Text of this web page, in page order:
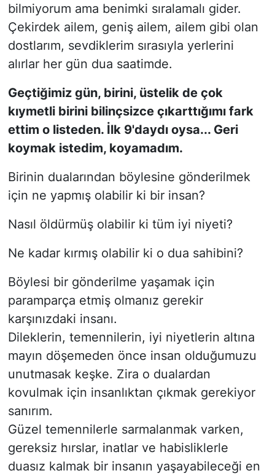
bilmiyorum ama benimki sıralamalı gider.
Çekirdek ailem, geniş ailem, ailem gibi olan
dostlarım, sevdiklerim sırasıyla yerlerini
alırlar her gün dua saatimde.
Geçtiğimiz gün, birini, üstelik de çok
kıymetli birini bilinçsizce çıkarttığımı fark
ettim o listeden. İlk 9'daydı oysa... Geri
koymak istedim, koyamadım.
Birinin dualarından böylesine gönderilmek
için ne yapmış olabilir ki bir insan?
Nasıl öldürmüş olabilir ki tüm iyi niyeti?
Ne kadar kırmış olabilir ki o dua sahibini?
Böylesi bir gönderilme yaşamak için
paramparça etmiş olmanız gerekir
karşınızdaki insanı.
Dileklerin, temennilerin, iyi niyetlerin altına
mayın döşemeden önce insan olduğumuzu
unutmasak keşke. Zira o dualardan
kovulmak için insanlıktan çıkmak gerekiyor
sanırım.
Güzel temennilerle sarmalanmak varken,
gereksiz hırslar, inatlar ve habisliklerle
duasız kalmak bir insanın yaşayabileceği en